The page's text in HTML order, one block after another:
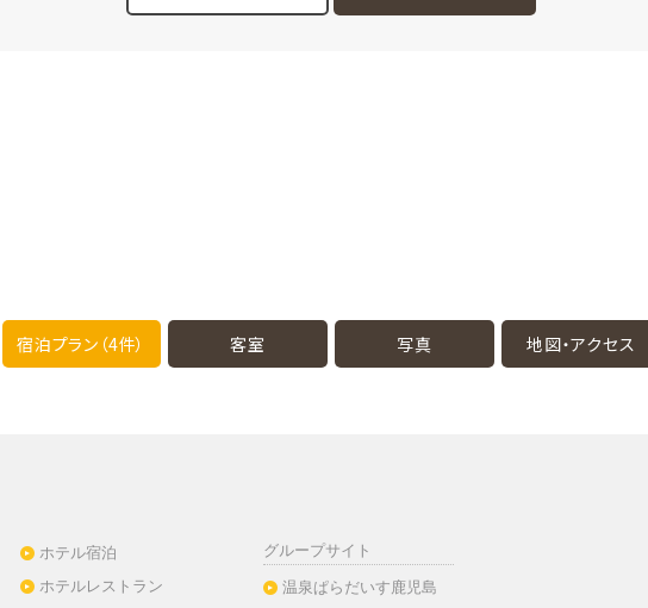
宿泊プラン（4件） 客室 写真 地図・アクセス
ホテル宿泊
ホテルレストラン
グループサイト
温泉ぱらだいす鹿児島